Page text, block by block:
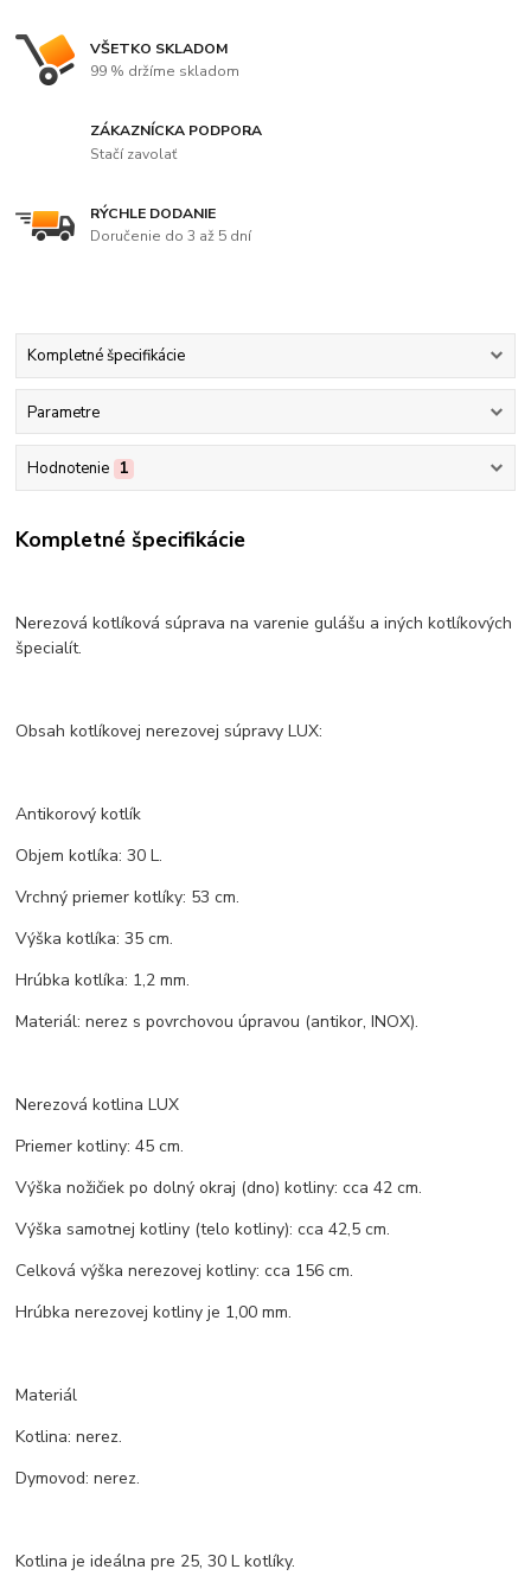
VŠETKO SKLADOM
99 % držíme skladom
ZÁKAZNÍCKA PODPORA
Stačí zavolať
RÝCHLE DODANIE
Doručenie do 3 až 5 dní
Kompletné špecifikácie
Parametre
Hodnotenie 1
Kompletné špecifikácie
Nerezová kotlíková súprava na varenie gulášu a iných kotlíkových
špecialít.
Obsah kotlíkovej nerezovej súpravy LUX:
Antikorový kotlík
Objem kotlíka: 30 L.
Vrchný priemer kotlíky: 53 cm.
Výška kotlíka: 35 cm.
Hrúbka kotlíka: 1,2 mm.
Materiál: nerez s povrchovou úpravou (antikor, INOX).
Nerezová kotlina LUX
Priemer kotliny: 45 cm.
Výška nožičiek po dolný okraj (dno) kotliny: cca 42 cm.
Výška samotnej kotliny (telo kotliny): cca 42,5 cm.
Celková výška nerezovej kotliny: cca 156 cm.
Hrúbka nerezovej kotliny je 1,00 mm.
Materiál
Kotlina: nerez.
Dymovod: nerez.
Kotlina je ideálna pre 25, 30 L kotlíky.